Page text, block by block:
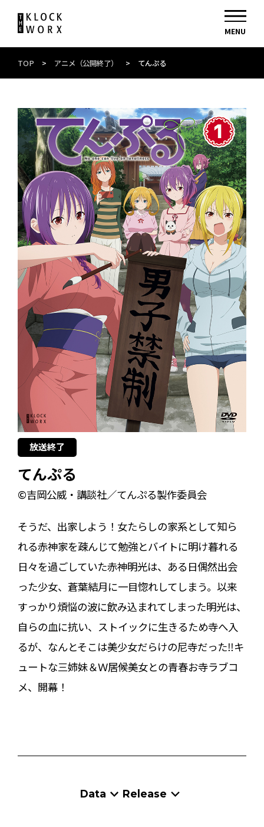
TOP > アニメ（公開終了） > てんぷる
放送終了
てんぷる
©吉岡公威・講談社／てんぷる製作委員会
そうだ、出家しよう！女たらしの家系として知ら
れる赤神家を疎んじて勉強とバイトに明け暮れる
日々を過ごしていた赤神明光は、ある日偶然出会
った少女、蒼葉結月に一目惚れしてしまう。以来
すっかり煩悩の波に飲み込まれてしまった明光は、
自らの血に抗い、ストイックに生きるため寺へ入
るが、なんとそこは美少女だらけの尼寺だった‼キ
ュートな三姉妹＆Ｗ居候美女との青春お寺ラブコ
メ、開幕！
Data Release